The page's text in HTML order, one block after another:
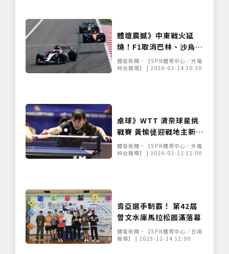
體壇震撼》中東戰火延
燒！F1取消巴林、沙烏地
兩站，多項國際賽事停擺
體壇新聞•【SPN體育中心／外電
綜合報導】 | 2026-03-14 10:30
桌球》WTT 清奈球星挑
戰賽 黃愉偼迎戰地主新星
力拚女單晉級
體壇新聞•【SPN體育中心／外電
綜合報導】 | 2026-02-12 12:00
肯亞選手制霸！ 第42屆
曾文水庫馬拉松圓滿落幕
體壇新聞•【SPN體育中心／台南
報導】 | 2025-12-14 12:00